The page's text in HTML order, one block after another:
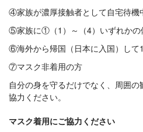
④家族が濃厚接触者として自宅待機
⑤家族に①（1）～（4）いずれかの
⑥海外から帰国（日本に入国）して
⑦マスク非着用の方
自分の身を守るだけでなく、周囲
協力ください。
マスク着用にご協力ください